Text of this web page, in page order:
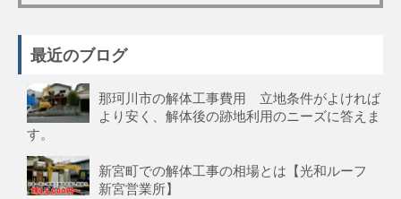
最近のブログ
那珂川市の解体工事費用 立地条件がよければ
より安く、解体後の跡地利用のニーズに答えま
す。
新宮町での解体工事の相場とは【光和ルーフ
新宮営業所】